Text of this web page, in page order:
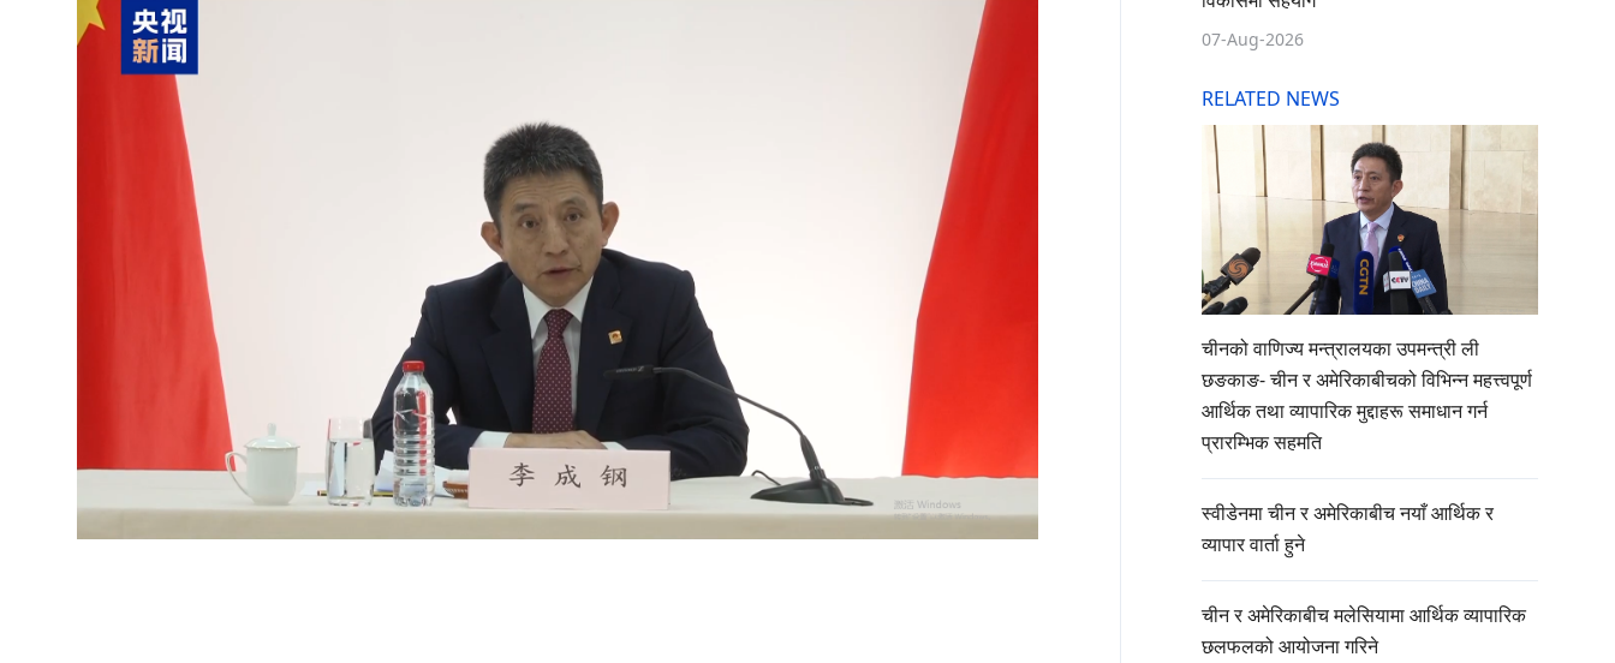
07-Aug-2026
RELATED NEWS
चीनको वाणिज्य मन्त्रालयका उपमन्त्री ली
छङकाङ- चीन र अमेरिकाबीचको विभिन्न महत्त्वपूर्ण
आर्थिक तथा व्यापारिक मुद्दाहरू समाधान गर्न
प्रारम्भिक सहमति
स्वीडेनमा चीन र अमेरिकाबीच नयाँ आर्थिक र
व्यापार वार्ता हुने
चीन र अमेरिकाबीच मलेसियामा आर्थिक व्यापारिक
छलफलको आयोजना गरिने